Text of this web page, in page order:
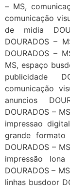
– MS,
comunicação
de midia
DOURADOS –
DOURADOS –
MS, espaço
publicidade
comunicação
anuncios
DOURADOS –
impressao
grande formato
DOURADOS –
impressão lona
DOURADOS –
linhas busdoor